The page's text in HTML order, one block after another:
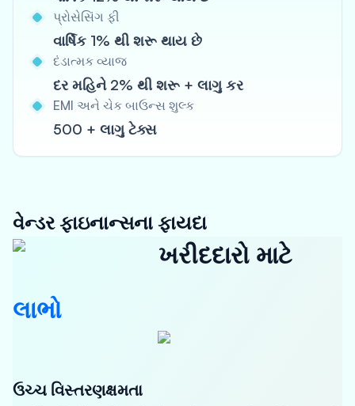
પ્રોસેસિંગ ફી
વાર્ષિક 1% થી શરૂ થાય છે
દંડાત્મક વ્યાજ
દર મહિને 2% થી શરૂ + લાગુ કર
EMI અને ચેક બાઉન્સ શુલ્ક
500 + લાગુ ટેક્સ
વેન્ડર ફાઇનાન્સના ફાયદા
ખરીદદારો માટે
લાભો
ઉચ્ચ વિસ્તરણક્ષમતા